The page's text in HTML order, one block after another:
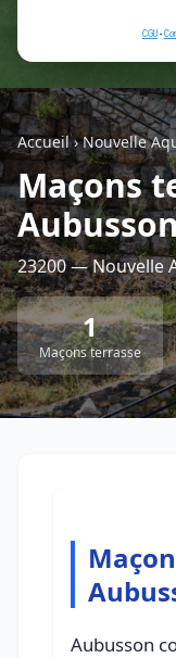
Accueil›Nouvelle
Maçons
23200 — Nouvelle
1
Maçons terrasse
Aubusson